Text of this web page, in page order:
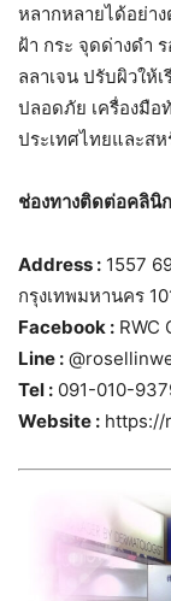
หลากหลายได้อย่า
ฝ้า กระ จุดด่างดำ
ลลาเจน ปรับผิวให้
ปลอดภัย เครื่องมือ
ประเทศไทยและสห
ช่องทางติดต่อคลินิ
Address : 1557
กรุงเทพมหานคร
Facebook : RWC
Line :
Tel : 091-010-
Website : https://